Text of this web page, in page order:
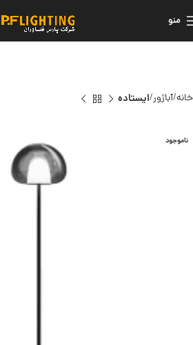
منو
خانه آباژور ایستاده
ناموجود